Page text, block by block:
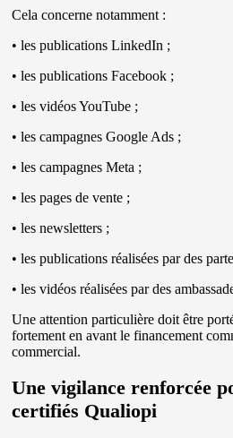
Cela concerne notamment :
• les publications LinkedIn ;
• les publications Facebook ;
• les vidéos YouTube ;
• les campagnes Google Ads ;
• les campagnes Meta ;
• les pages de vente ;
• les newsletters ;
• les publications réalisées par des
• les vidéos réalisées par des
Une attention particulière doit être
fortement en avant le financement
commercial.
Une vigilance renforcée
certifiés Qualiopi